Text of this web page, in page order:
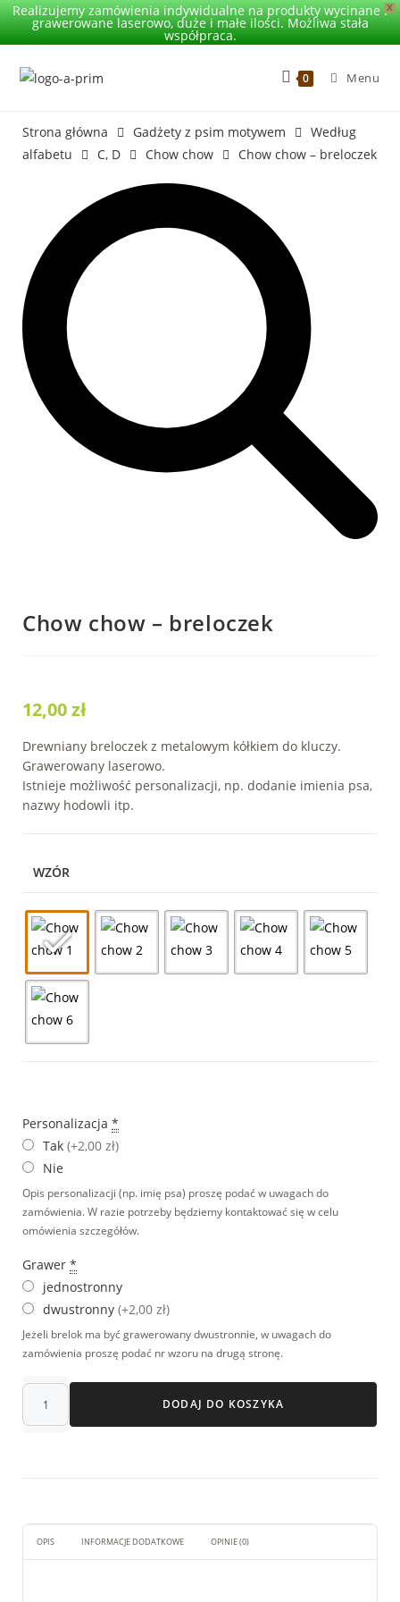
X
Realizujemy zamówienia indywidualne na produkty wycinane i
grawerowane laserowo, duże i małe ilości. Możliwa stała
współpraca.
0 Menu
Strona główna Gadżety z psim motywem
Według
alfabetu
C, D Chow chow Chow chow – breloczek
Chow chow – breloczek
12,00zł
Drewniany breloczek z metalowym kółkiem do kluczy.
Grawerowany laserowo.
Istnieje możliwość personalizacji, np. dodanie imienia psa,
nazwy hodowli itp.
WZÓR
Personalizacja *
Tak (+2,00 zł)
Nie
Opis personalizacji (np. imię psa) proszę podać w uwagach do
zamówienia. W razie potrzeby będziemy kontaktować się w celu
omówienia szczegółów.
Grawer *
jednostronny
dwustronny (+2,00 zł)
Jeżeli brelok ma być grawerowany dwustronnie, w uwagach do
zamówienia proszę podać nr wzoru na drugą stronę.
DODAJ DO KOSZYKA
OPIS INFORMACJE DODATKOWE OPINIE (0)